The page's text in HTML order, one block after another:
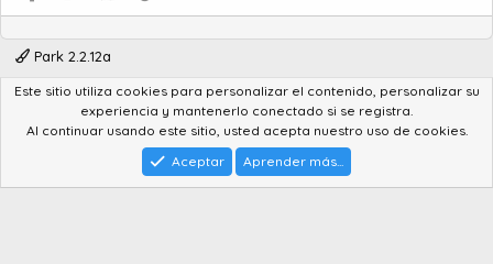
Park 2.2.12a
Community platform by XenForo® © 2010-2022 XenForo Ltd.
Advanced Forum Stats by AddonFlare - Premium XF2 Addons
Feedback SystembyXenCentral.com
StylesFactory.pl
Este sitio utiliza cookies para personalizar el contenido, personalizar su
experiencia y mantenerlo conectado si se registra.
Al continuar usando este sitio, usted acepta nuestro uso de cookies.
Aceptar
Aprender más...